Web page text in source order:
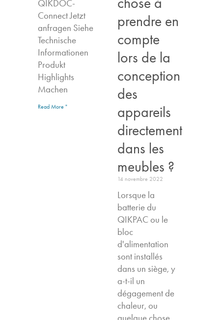
QIKDOC-
Connect Jetzt
anfragen​ Siehe
Technische
Informationen
Produkt
Highlights​
Machen
Read More "
prendre en
compte
lors de la
conception
des
appareils
directement
dans les
meubles ?
14 novembre 2022
Lorsque la
batterie du
QIKPAC ou le
bloc
d'alimentation
sont installés
dans un siège, y
a-t-il un
dégagement de
chaleur, ou
quelque chose